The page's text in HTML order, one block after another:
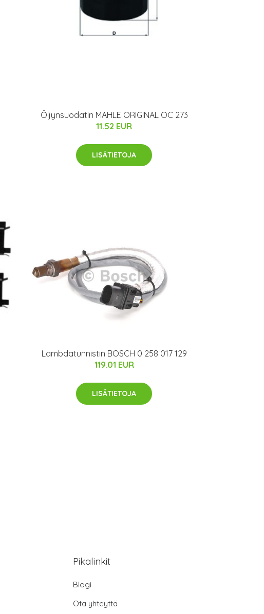
Öljynsuodatin MAHLE ORIGINAL OC 273
11.52 EUR
LISÄTIETOJA
Lambdatunnistin BOSCH 0 258 017 129
119.01 EUR
LISÄTIETOJA
Pikalinkit
Blogi
Ota yhteyttä